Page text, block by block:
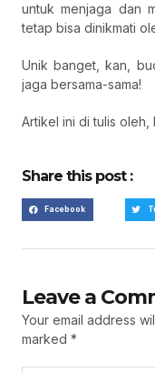
untuk menjaga dan
tetap bisa dinikmati
Unik banget, kan,
jaga bersama-sama!
Artikel ini di tulis oleh,
Share this post :
Facebook
Leave a
Your email address
marked *